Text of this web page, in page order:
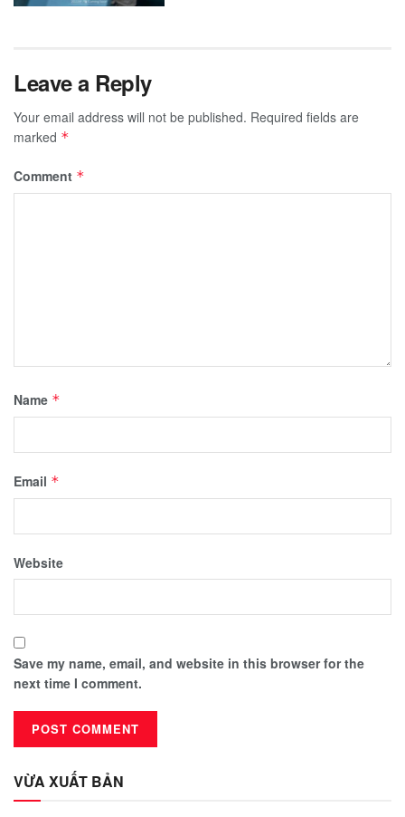
Leave a Reply
Your email address will not be published. Required fields are
marked *
Comment *
Name *
Email *
Website
Save my name, email, and website in this browser for the
next time I comment.
VỪA XUẤT BẢN